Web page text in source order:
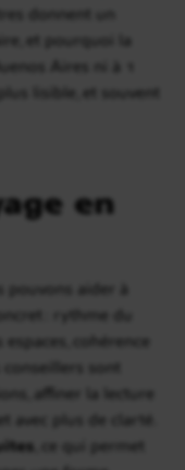
donnent un
et pourquoi la
Aires ni à 1
lisible, et souvent
en
pouvons aider à
: rythme du
cohérence
sont
affiner la lecture
avec plus de clarté.
, ce qui permet